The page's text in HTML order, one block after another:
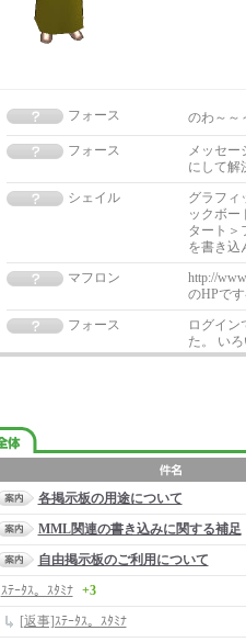
フォース のわ～～
フォース
メッセ
にして解
シェイル
グラフィ
ックボー
タート＞
を書き込
マフロン
http://
のHPで
フォース
ログイン
た。 い
各掲示板の用途について
MML関連の書き込みに関する補足
自由掲示板のご利用について
ｽﾃｰﾀｽ。ｽﾀﾐﾅ
+3
[返事]ｽﾃｰﾀｽ。ｽﾀﾐﾅ